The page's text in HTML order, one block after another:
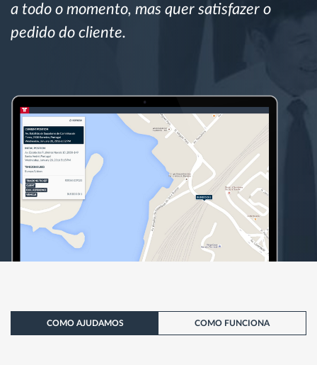
Como resolvemos cada necessidade da
a todo o momento, mas quer satisfazer o
pedido do cliente.
COMO AJUDAMOS COMO FUNCIONA